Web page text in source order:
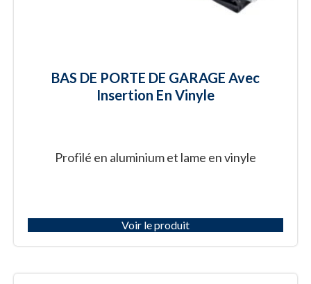
BAS DE PORTE DE GARAGE Avec
Insertion En Vinyle
Profilé en aluminium et lame en vinyle
Voir le produit